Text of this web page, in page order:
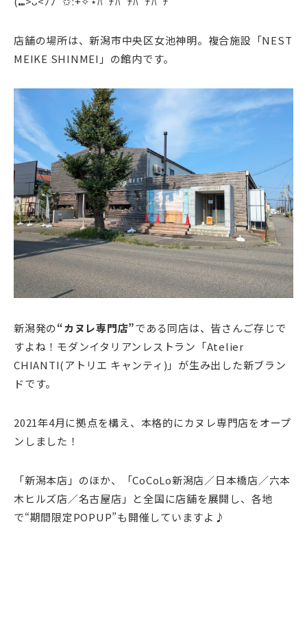
店舗の場所は、新潟市中央区女池神明。複合施設「NEST
MEIKE SHINMEI」の館内です。
新潟発の“カヌレ専門店”である同店は、皆さんご存じで
すよね！モダンイタリアンレストラン「Atelier
CHIANTI(アトリエ キャンティ)」が生み出した新ブラン
ドです。
2021年4月に拠点を構え、本格的にカヌレ専門店をオープ
ンしました！
「新潟本店」のほか、「CoCoLo新潟店／日本橋店／六本
木ヒルズ店／名古屋店」と全国に店舗を展開し、各地
で“期間限定POPUP”も開催していますよ♪